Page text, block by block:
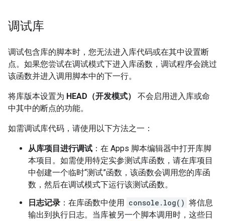
调试库
调试包含库的脚本时，您无法进入库代码或在其中设置断
点。如果您尝试在调试模式下进入库函数，调试程序会跳过
该函数并进入调用脚本中的下一行。
将库版本设置为 HEAD（开发模式）
不会启用进入库或命
中其中的断点的功能。
如需调试库代码，请使用以下方法之一：
从库项目进行调试 ：在 Apps 脚本编辑器中打开库脚
本项目。如需使用特定实参测试库函数，请在库项目
中创建一个临时“测试”函数，该函数会调用您的库函
数，然后在调试模式下运行该测试函数。
日志记录 ：在库函数中使用 console.log() 将信息
输出到执行日志。当库被另一个脚本调用时，这些日